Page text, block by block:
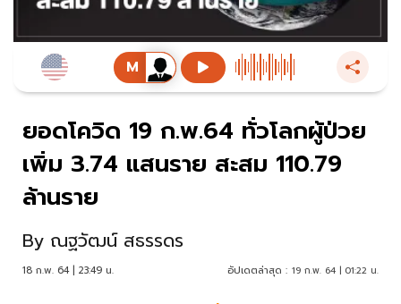
ยอดโควิด 19 ก.พ.64 ทั่วโลกผู้ป่วย
เพิ่ม 3.74 แสนราย สะสม 110.79
ล้านราย
By ณฐวัฒน์ สธรรดร
18 ก.พ. 64 | 23:49 น. อัปเดตล่าสุด : 19 ก.พ. 64 | 01:22 น.